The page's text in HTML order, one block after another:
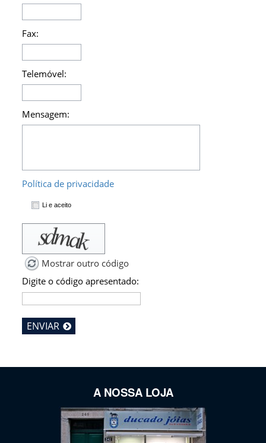
Fax:
Telemóvel:
Mensagem:
Política de privacidade
Li e aceito
Mostrar outro código
Digite o código apresentado:
ENVIAR
A NOSSA LOJA